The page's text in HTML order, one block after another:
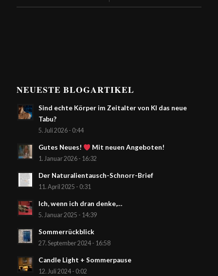
NEUESTE BLOGARTIKEL
Sind echte Körper im Zeitalter von KI das neue
Tabu?
5. Juli 2026 - 0:44
Gutes Neues! Mit neuen Angeboten!
1. Januar 2026 - 16:32
Der Naturalientausch-Schnorr-Brief
11. April 2025 - 0:31
Ich, wenn ich dran denke,…
5. Januar 2025 - 14:39
Sommerrückblick
27. September 2024 - 16:58
Candle Light + Sommerpause
12. Juli 2024 - 0:02